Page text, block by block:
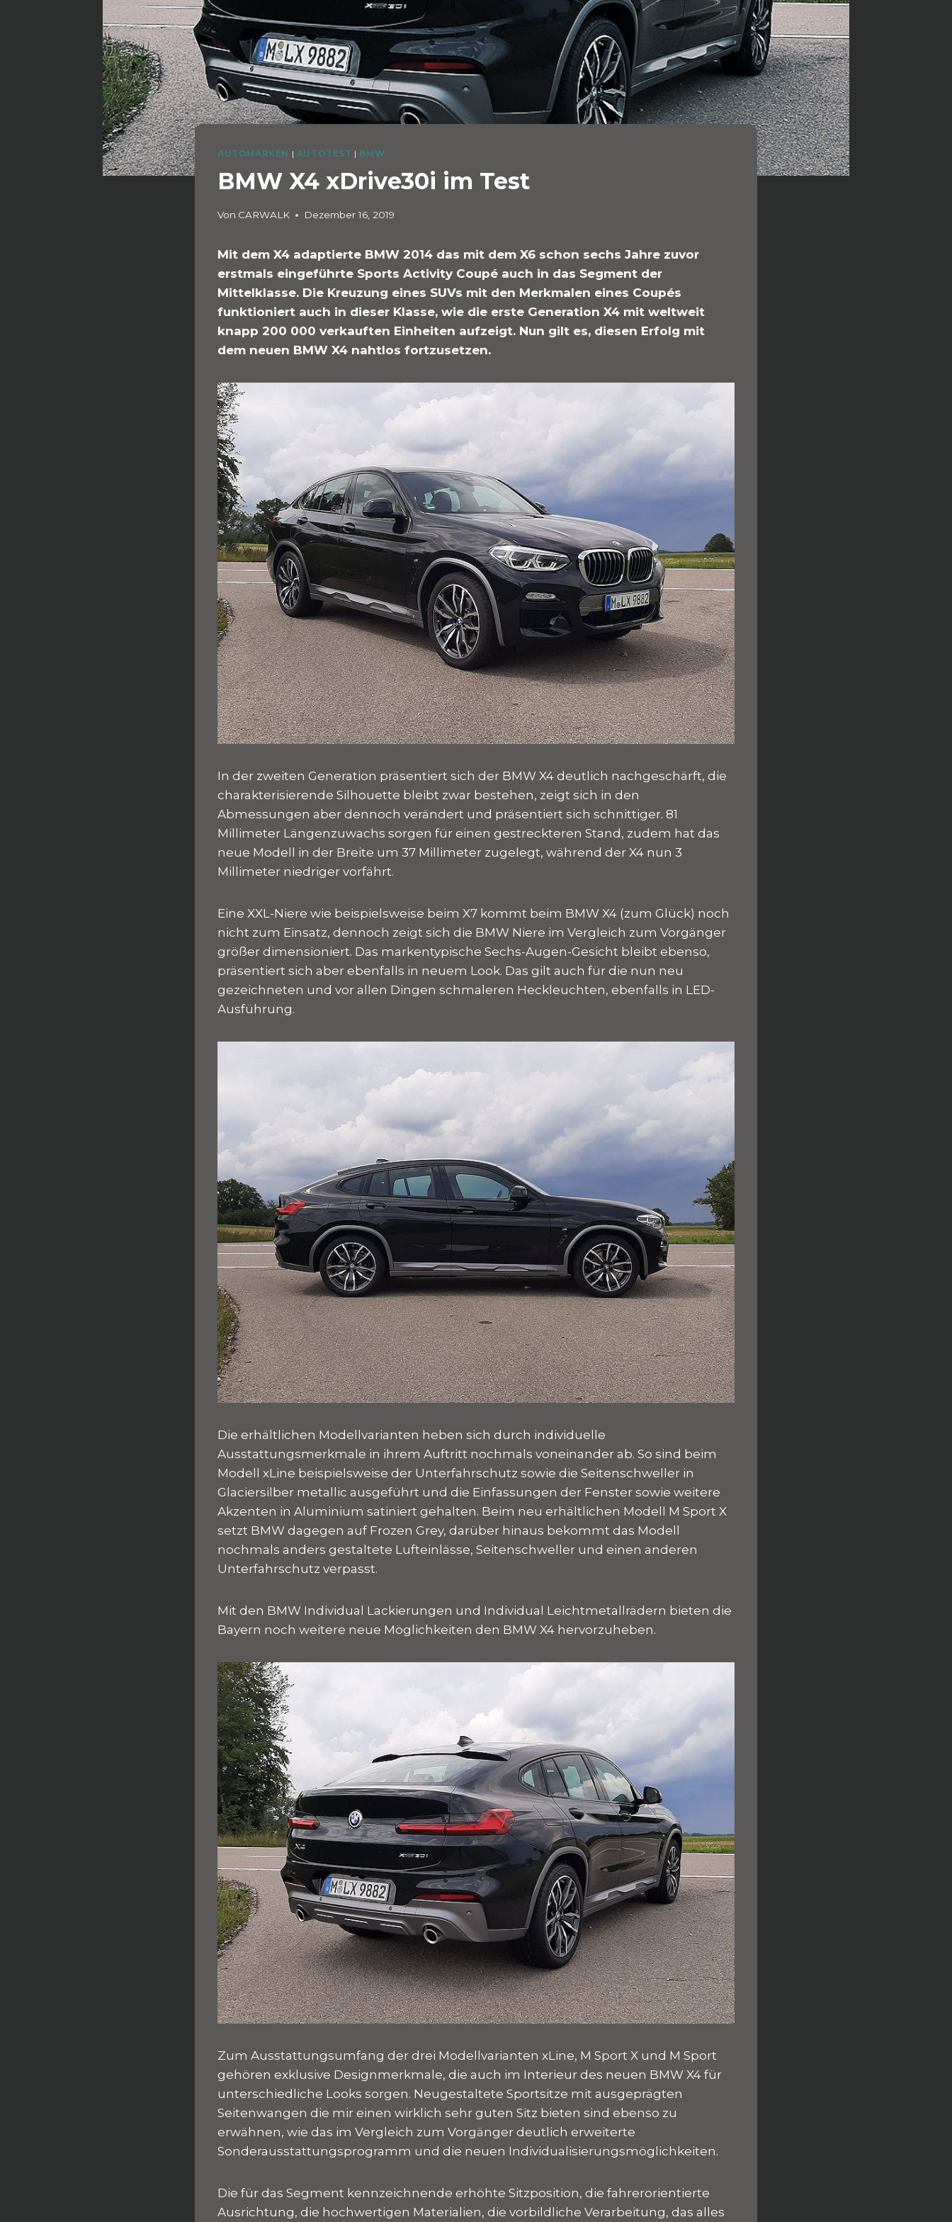
AUTOMARKEN | AUTOTEST | BMW
BMW X4 xDrive30i im Test
Von CARWALK Dezember 16, 2019
Mit dem X4 adaptierte BMW 2014 das mit dem X6 schon sechs Jahre zuvor
erstmals eingeführte Sports Activity Coupé auch in das Segment der
Mittelklasse. Die Kreuzung eines SUVs mit den Merkmalen eines Coupés
funktioniert auch in dieser Klasse, wie die erste Generation X4 mit weltweit
knapp 200 000 verkauften Einheiten aufzeigt. Nun gilt es, diesen Erfolg mit
dem neuen BMW X4 nahtlos fortzusetzen.
In der zweiten Generation präsentiert sich der BMW X4 deutlich nachgeschärft, die
charakterisierende Silhouette bleibt zwar bestehen, zeigt sich in den
Abmessungen aber dennoch verändert und präsentiert sich schnittiger. 81
Millimeter Längenzuwachs sorgen für einen gestreckteren Stand, zudem hat das
neue Modell in der Breite um 37 Millimeter zugelegt, während der X4 nun 3
Millimeter niedriger vorfährt.
Eine XXL-Niere wie beispielsweise beim X7 kommt beim BMW X4 (zum Glück) noch
nicht zum Einsatz, dennoch zeigt sich die BMW Niere im Vergleich zum Vorgänger
größer dimensioniert. Das markentypische Sechs-Augen-Gesicht bleibt ebenso,
präsentiert sich aber ebenfalls in neuem Look. Das gilt auch für die nun neu
gezeichneten und vor allen Dingen schmaleren Heckleuchten, ebenfalls in LED-
Ausführung.
Die erhältlichen Modellvarianten heben sich durch individuelle
Ausstattungsmerkmale in ihrem Auftritt nochmals voneinander ab. So sind beim
Modell xLine beispielsweise der Unterfahrschutz sowie die Seitenschweller in
Glaciersilber metallic ausgeführt und die Einfassungen der Fenster sowie weitere
Akzenten in Aluminium satiniert gehalten. Beim neu erhältlichen Modell M Sport X
setzt BMW dagegen auf Frozen Grey, darüber hinaus bekommt das Modell
nochmals anders gestaltete Lufteinlässe, Seitenschweller und einen anderen
Unterfahrschutz verpasst.
Mit den BMW Individual Lackierungen und Individual Leichtmetallrädern bieten die
Bayern noch weitere neue Möglichkeiten den BMW X4 hervorzuheben.
Zum Ausstattungsumfang der drei Modellvarianten xLine, M Sport X und M Sport
gehören exklusive Designmerkmale, die auch im Interieur des neuen BMW X4 für
unterschiedliche Looks sorgen. Neugestaltete Sportsitze mit ausgeprägten
Seitenwangen die mir einen wirklich sehr guten Sitz bieten sind ebenso zu
erwähnen, wie das im Vergleich zum Vorgänger deutlich erweiterte
Sonderausstattungsprogramm und die neuen Individualisierungsmöglichkeiten.
Die für das Segment kennzeichnende erhöhte Sitzposition, die fahrerorientierte
Ausrichtung, die hochwertigen Materialien, die vorbildliche Verarbeitung, das alles